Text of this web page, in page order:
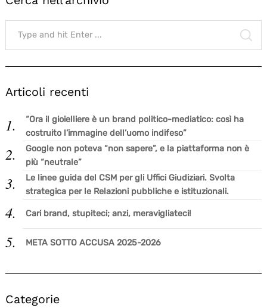
Search
for:
Articoli recenti
“Ora il gioielliere è un brand politico-mediatico: così ha
costruito l’immagine dell’uomo indifeso”
Google non poteva “non sapere”, e la piattaforma non è
più “neutrale”
Le linee guida del CSM per gli Uffici Giudiziari. Svolta
strategica per le Relazioni pubbliche e istituzionali.
Cari brand, stupiteci; anzi, meravigliateci!
META SOTTO ACCUSA 2025-2026
Categorie